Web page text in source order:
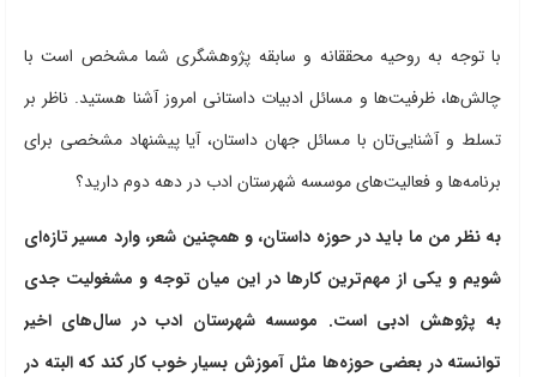
با توجه به روحیه محققانه و سابقه پژوهشگری شما مشخص است با
چالش‌ها، ظرفیت‌ها و مسائل ادبیات داستانی امروز آشنا هستید. ناظر بر
تسلط و آشنایی‌تان با مسائل جهان داستان، آیا پیشنهاد مشخصی برای
برنامه‌ها و فعالیت‌های موسسه شهرستان ادب در دهه دوم دارید؟
به نظر من ما باید در حوزه داستان، و همچنین شعر، وارد مسیر تازه‌ای
شویم و یکی از مهم‌ترین کارها در این میان توجه و مشغولیت جدی
به پژوهش ادبی است. موسسه شهرستان ادب در سال‌های اخیر
توانسته در بعضی حوزه‌ها مثل آموزش بسیار خوب کار کند که البته در